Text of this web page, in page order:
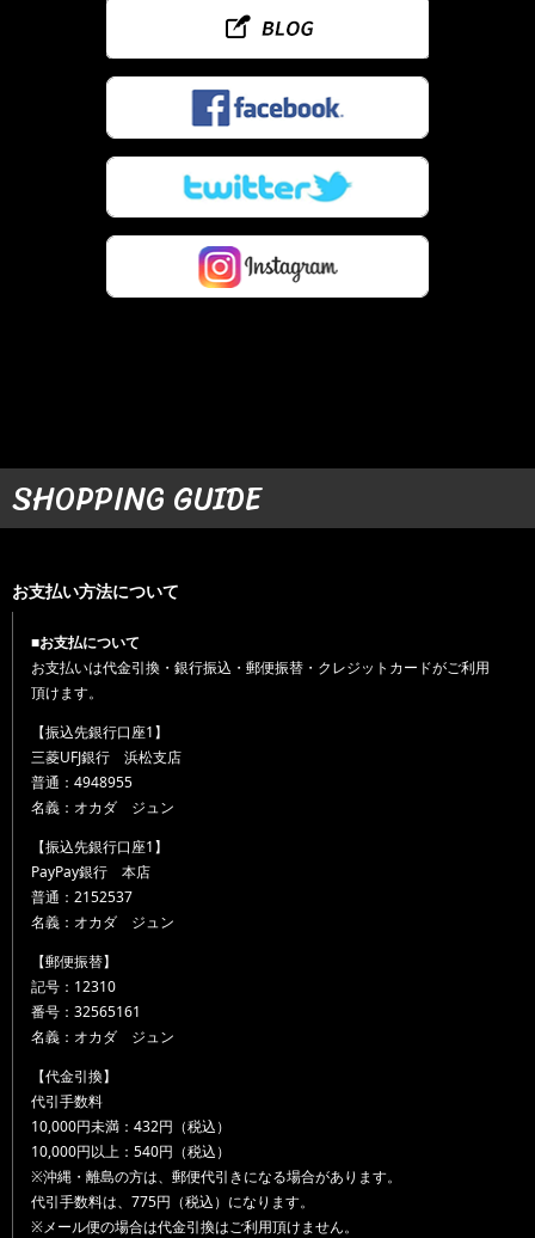
SHOPPING GUIDE
お支払い方法について
■お支払について
お支払いは代金引換・銀行振込・郵便振替・クレジットカードがご利用
頂けます。
【振込先銀行口座1】
三菱UFJ銀行 浜松支店
普通：4948955
名義：オカダ ジュン
【振込先銀行口座1】
PayPay銀行 本店
普通：2152537
名義：オカダ ジュン
【郵便振替】
記号：12310
番号：32565161
名義：オカダ ジュン
【代金引換】
代引手数料
10,000円未満：432円（税込）
10,000円以上：540円（税込）
※沖縄・離島の方は、郵便代引きになる場合があります。
代引手数料は、775円（税込）になります。
※メール便の場合は代金引換はご利用頂けません。